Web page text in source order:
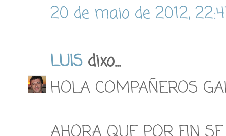
20 de maio de 2012,
LUIS dixo...
HOLA COMPAÑEROS